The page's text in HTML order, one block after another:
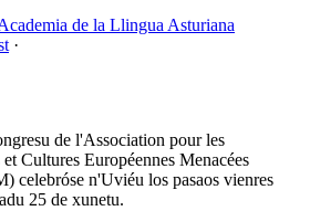
de la Llingua Asturiana
·
de l'Association pour les
Cultures Européennes Menacées
celebróse n'Uviéu los pasaos vienres
25 de xunetu.